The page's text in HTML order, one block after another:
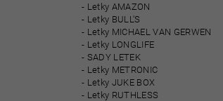
Letky AMAZON
Letky BULL'S
Letky MICHAEL VAN GERWEN
Letky LONGLIFE
SADY LETEK
Letky METRONIC
Letky JUKE BOX
Letky RUTHLESS